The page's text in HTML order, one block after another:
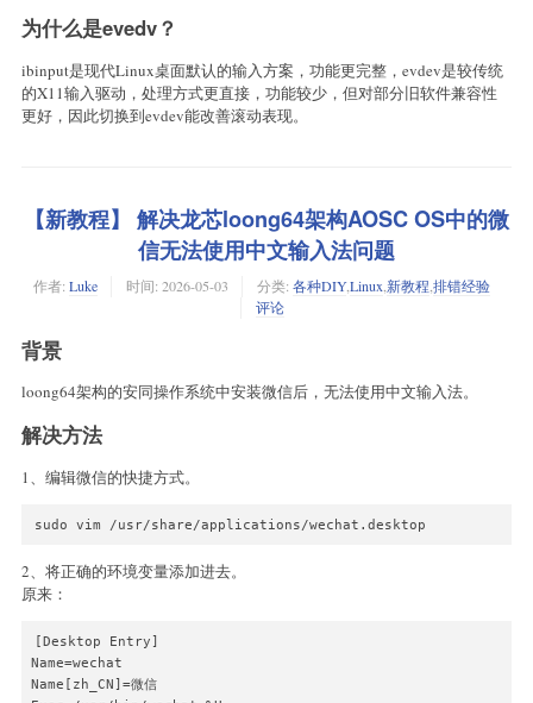
为什么是evedv？
ibinput是现代Linux桌面默认的输入方案，功能更完整，evdev是较传统
的X11输入驱动，处理方式更直接，功能较少，但对部分旧软件兼容性
更好，因此切换到evdev能改善滚动表现。
【新教程】 解决龙芯loong64架构AOSC OS中的微
信无法使用中文输入法问题
作者: Luke 时间: 2026-05-03 分类: 各种DIY,Linux 新教程 排错经验
评论
背景
loong64架构的安同操作系统中安装微信后，无法使用中文输入法。
解决方法
1、编辑微信的快捷方式。
sudo vim /usr/share/applications/wechat.desktop
2、将正确的环境变量添加进去。
原来：
[Desktop Entry]
Name=wechat
Name[zh_CN]=微信